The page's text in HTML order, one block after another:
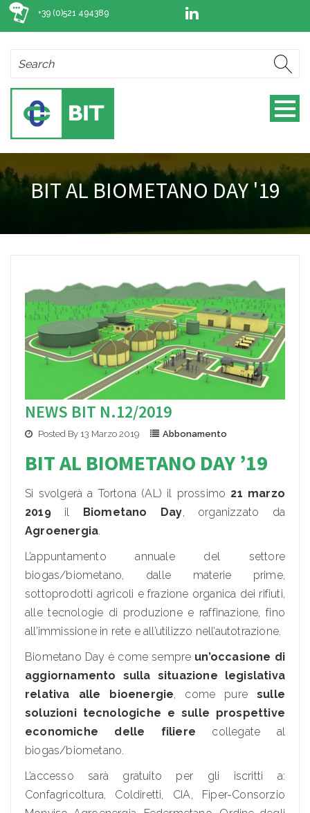
+39 (0)521 494389
BIT AL BIOMETANO DAY '19
NEWS BIT N.12/2019
Posted By 13 Marzo 2019 Abbonamento
BIT AL BIOMETANO DAY ’19
Si svolgerà a Tortona (AL) il prossimo 21 marzo
2019il Biometano Day, organizzato da
Agroenergia.
L’appuntamento annuale del settore
biogas/biometano, dalle materie prime,
sottoprodotti agricoli e frazione organica dei rifiuti,
alle tecnologie di produzione e raffinazione, fino
all’immissione in rete e all’utilizzo nell’autotrazione.
Biometano Day è come sempre un’occasione di
aggiornamento sulla situazione legislativa
relativa alle bioenergie, come pure sulle
soluzioni tecnologiche e sulle prospettive
economiche delle filiere collegate al
biogas/biometano.
L’accesso sarà gratuito per gli iscritti a:
Confagricoltura, Coldiretti, CIA, Fiper-Consorzio